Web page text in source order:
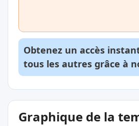
Obtenez un accès
tous les autres grâce à
Graphique de la